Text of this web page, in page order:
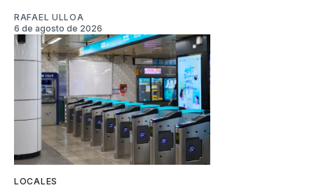
RAFAEL ULLOA
6 de agosto de 2026
LOCALES